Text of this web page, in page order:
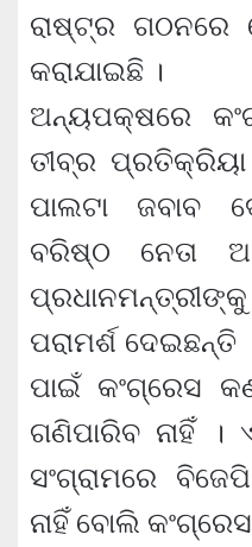
ରାଷ୍ଟ୍ର ଗଠନରେ
କରାଯାଇଛି ।
ଅନ୍ୟପକ୍ଷରେ
ତୀବ୍ର
ପାଲଟା ଜବାବ
ବରିଷ୍ଠ ନେତା
ପରାମର୍ଶ ଦେଇଛନ୍ତି
ପାଇଁ କଂଗ୍ରେସ
ଗଣିପାରିବ ନାହିଁ ।
ସଂଗ୍ରାମରେ
ନାହିଁ ବୋଲି